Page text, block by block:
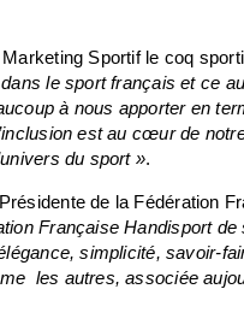
Sportif le coq
le sport français et ce
à nous apporter en
est au cœur de
du sport ».
de la Fédération
Française Handisport de
simplicité, savoir-
les autres, associée